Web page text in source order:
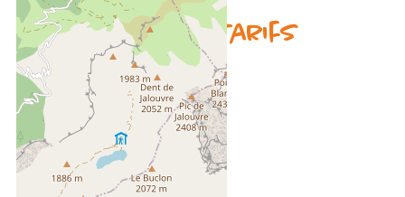
Disponibilités & Tarifs